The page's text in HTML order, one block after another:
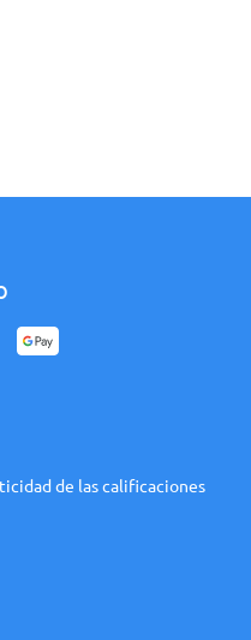
de las calificaciones